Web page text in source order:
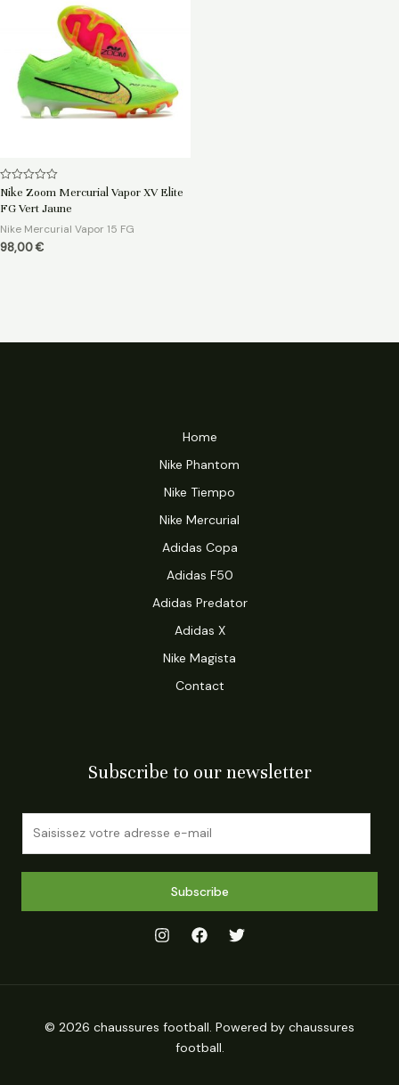
Note
sur
Nike Zoom Mercurial Vapor XV Elite
FG Vert Jaune
Nike Mercurial Vapor 15 FG
98,00€
Home
Nike Phantom
Nike Tiempo
Nike Mercurial
Adidas Copa
Adidas F50
Adidas Predator
Adidas X
Nike Magista
Contact
Subscribe to our newsletter
Subscribe
© 2026 chaussures football. Powered by chaussures
football.